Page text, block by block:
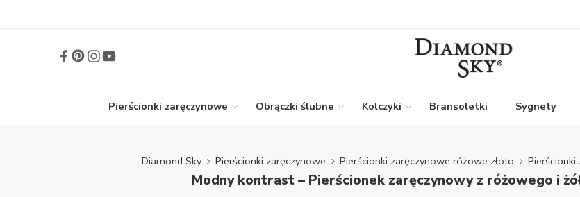
Pierścionki zaręczynowe Obrączki ślubne Kolczyki Bransoletki Sygnety
Diamond Sky Pierścionki zaręczynowe Pierścionki zaręczynowe różowe złoto
Modny kontrast – Pierścionek zaręczynowy z różowego i